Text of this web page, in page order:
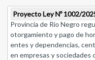
Proyecto Ley Nº 1002/
Provincia de Río Negro
otorgamiento y pago de
entes y dependencias,
en empresas y sociedades